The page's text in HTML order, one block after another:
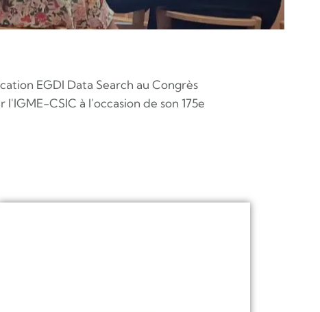
EGDI Data Search au Congrès
CSIC à l'occasion de son 175e